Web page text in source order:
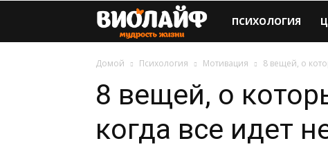
Виолайф
ПСИХОЛОГИЯ
Домой Психология Мотивация 8 вещей, о
8 вещей, о
когда все идет